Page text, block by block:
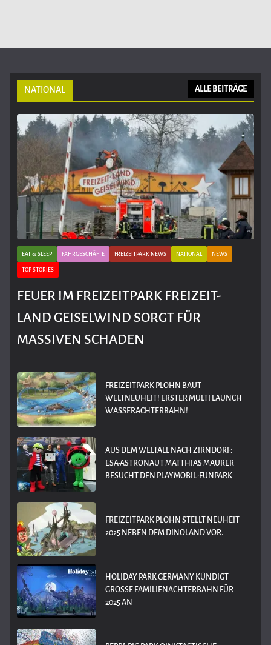
NATIONAL ALLE BEITRÄGE
EAT & SLEEP FAHRGESCHÄFTE FREIZEITPARK NEWS NATIONAL NEWS
TOP STORIES
FEUER IM FREIZEITPARK FREIZEIT-
LAND GEISELWIND SORGT FÜR
MASSIVEN SCHADEN
FREIZEITPARK PLOHN BAUT
WELTNEUHEIT! ERSTER MULTI LAUNCH
WASSERACHTERBAHN!
AUS DEM WELTALL NACH ZIRNDORF:
ESA-ASTRONAUT MATTHIAS MAURER
BESUCHT DEN PLAYMOBIL-FUNPARK
FREIZEITPARK PLOHN STELLT NEUHEIT
2025 NEBEN DEM DINOLAND VOR.
HOLIDAY PARK GERMANY KÜNDIGT
GROSSE FAMILIENACHTERBAHN FÜR 2
025 AN